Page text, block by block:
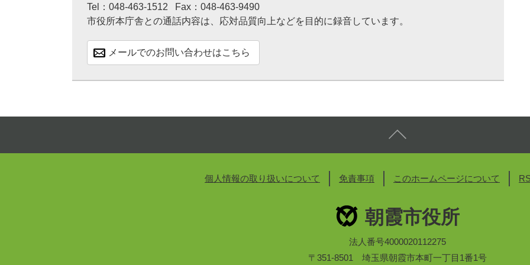
Tel：048-463-1512
Fax：048-463-9490
市役所本庁舎との通話内容は、応対品質向上などを目的に録音しています。
メールでのお問い合わせはこちら
個人情報の取り扱いについて 免責事項 このホームページについて
朝霞市役所
法人番号4000020112275
〒351-8501 埼玉県朝霞市本町一丁目1番1号